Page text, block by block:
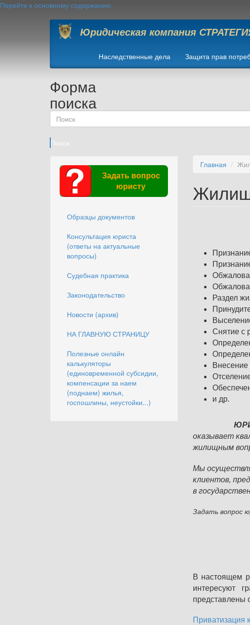
Перейти к основному содержанию
Юридическая компания
Наследственные дела Защита прав
Форма
поиска
Поиск
Задать вопрос
юристу
Образцы документов
Консультация юриста
(ответы на актуальные
вопросы)
Судебная практика
Законодательство
Новости (архив)
НА ГЛАВНУЮ СТРАНИЦУ
Полезные онлайн
калькуляторы
(единовременной субсидии,
компенсации за наем
(поднаем) жилья,
госпошлины, неустойки...)
Главная
Раздел
Снятие с
и др.
оказывает
жилищным
Мы
клиентов,
в
Задать вопрос
В настоящем
интересуют
представлены
Приватизация